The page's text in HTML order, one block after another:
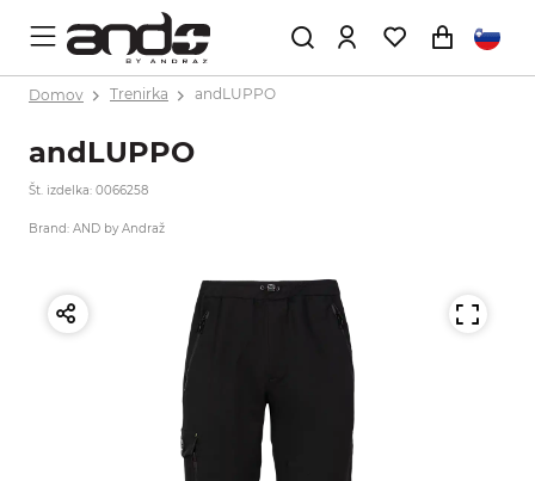
Domov Trenirka andLUPPO
andLUPPO
Št. izdelka: 0066258
Brand: AND by Andraž